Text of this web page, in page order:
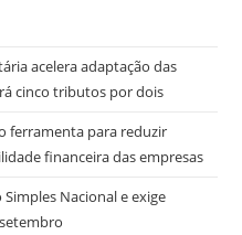
acelera adaptação das
cinco tributos por dois
ferramenta para reduzir
financeira das empresas
Nacional e exige